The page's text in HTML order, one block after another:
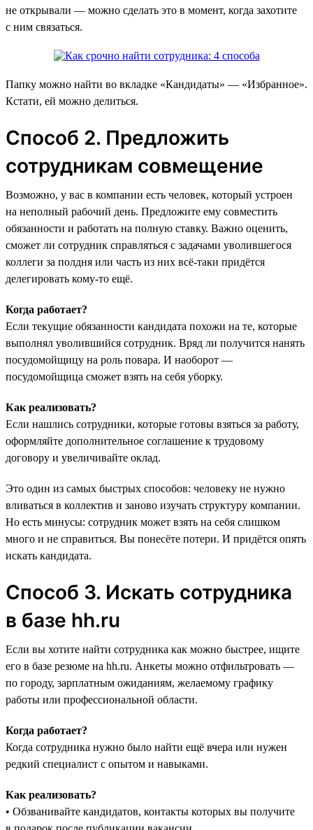
не открывали — можно сделать это в момент, когда захотите
с ним связаться.
Папку можно найти во вкладке «‎Кандидаты» — «Избранное».
Кстати, ей можно делиться.
Способ 2. Предложить
сотрудникам совмещение
Возможно, у вас в компании есть человек, который устроен
на неполный рабочий день. Предложите ему совместить
обязанности и работать на полную ставку. Важно оценить,
сможет ли сотрудник справляться с задачами уволившегося
коллеги за полдня или часть из них всё-таки придётся
делегировать кому-то ещё.
Когда работает?
Если текущие обязанности кандидата похожи на те, которые
выполнял уволившийся сотрудник. Вряд ли получится нанять
посудомойщицу на роль повара. И наоборот —
посудомойщица сможет взять на себя уборку.
Как реализовать?
Если нашлись сотрудники, которые готовы взяться за работу,
оформляйте дополнительное соглашение к трудовому
договору и увеличивайте оклад.
Это один из самых быстрых способов: человеку не нужно
вливаться в коллектив и заново изучать структуру компании.
Но есть минусы: сотрудник может взять на себя слишком
много и не справиться. Вы понесёте потери. И придётся опять
искать кандидата.
Способ 3. Искать сотрудника
в базе hh.ru
Если вы хотите найти сотрудника как можно быстрее, ищите
его в базе резюме на hh.ru‎. Анкеты можно отфильтровать —
по городу, зарплатным ожиданиям, желаемому графику
работы или профессиональной области.
Когда работает?
Когда сотрудника нужно было найти ещё вчера или нужен
редкий специалист с опытом и навыками.
Как реализовать?
• Обзванивайте кандидатов, контакты которых вы получите